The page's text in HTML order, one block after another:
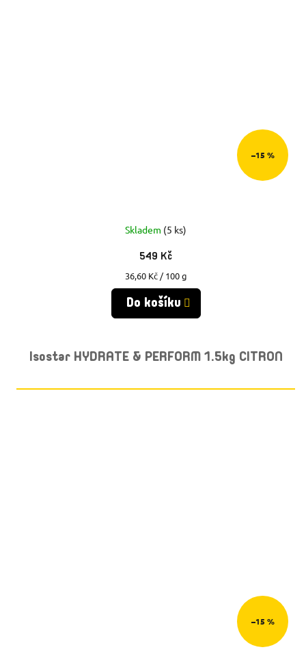
–15 %
Skladem (5 ks)
549 Kč
Měrná
cena:
36,60 Kč / 100 g
Do košíku
Isostar HYDRATE & PERFORM 1.5kg CITRON
–15 %